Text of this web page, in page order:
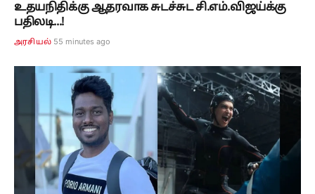
உதயநிதிக்கு ஆதரவாக சுடச்சுட சி.எம்.விஜய்க்கு
பதிலடி...!
அரசியல் 55 minutes ago